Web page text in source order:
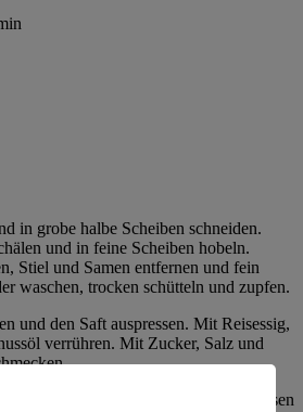
in grobe halbe Scheiben schneiden.
und in feine Scheiben hobeln.
Stiel und Samen entfernen und fein
waschen, trocken schütteln und zupfen.
und den Saft auspressen. Mit Reisessig,
verrühren. Mit Zucker, Salz und
dem Dressing vermengen. Mit Erdnüssen